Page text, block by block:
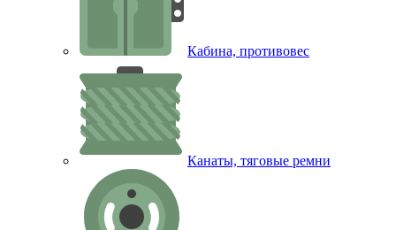
Кабина, противовес
Канаты, тяговые ремни